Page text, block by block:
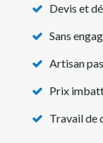
Devis et
Sans
Artisan
Prix
Travail de